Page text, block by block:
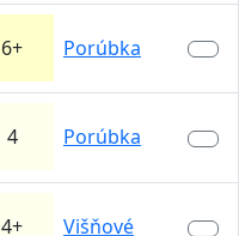
6+ Porúbka
4 Porúbka
4+ Višňové